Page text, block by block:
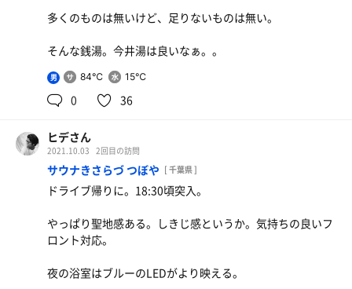
多くのものは無いけど、足りないものは無い。
そんな銭湯。今井湯は良いなぁ。。
男 84℃ 15℃
0 36
ヒデさん
2021.10.03 2回目の訪問
サウナきさらづ つぼや [ 千葉県 ]
ドライブ帰りに。18:30頃突入。
やっぱり聖地感ある。しきじ感というか。気持ちの良いフ
ロント対応。
夜の浴室はブルーのLEDがより映える。